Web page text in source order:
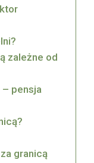
zależne od
pensja
granicą